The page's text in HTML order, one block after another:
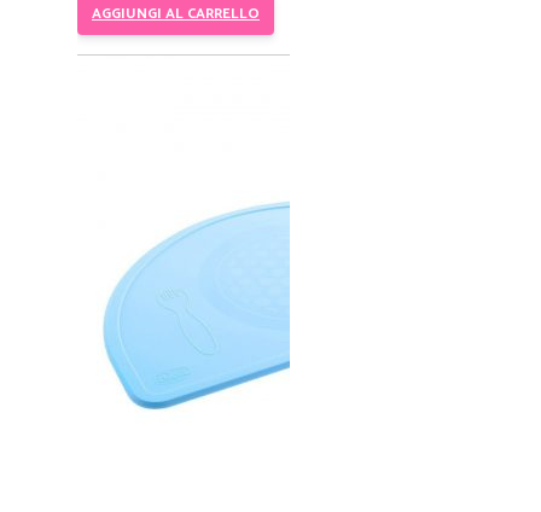
AGGIUNGI AL CARRELLO